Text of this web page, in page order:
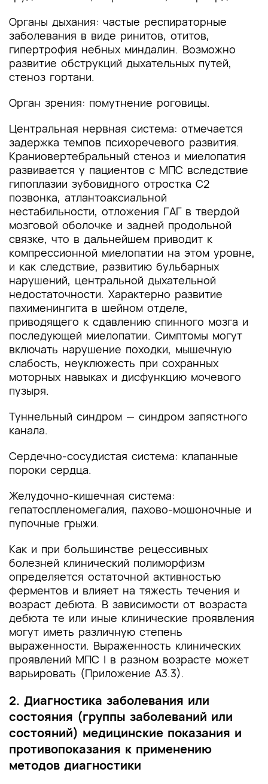
Органы дыхания: частые респираторные
заболевания в виде ринитов, отитов,
гипертрофия небных миндалин. Возможно
развитие обструкций дыхательных путей,
стеноз гортани.
Орган зрения: помутнение роговицы.
Центральная нервная система: отмечается
задержка темпов психоречевого развития.
Краниовертебральный стеноз и миелопатия
развивается у пациентов с МПС вследствие
гипоплазии зубовидного отростка С2
позвонка, атлантоаксиальной
нестабильности, отложения ГАГ в твердой
мозговой оболочке и задней продольной
связке, что в дальнейшем приводит к
компрессионной миелопатии на этом уровне,
и как следствие, развитию бульбарных
нарушений, центральной дыхательной
недостаточности. Характерно развитие
пахименингита в шейном отделе,
приводящего к сдавлению спинного мозга и
последующей миелопатии. Симптомы могут
включать нарушение походки, мышечную
слабость, неуклюжесть при сохранных
моторных навыках и дисфункцию мочевого
пузыря.
Туннельный синдром — синдром запястного
канала.
Сердечно-сосудистая система: клапанные
пороки сердца.
Желудочно-кишечная система:
гепатоспленомегалия, пахово-мошоночные и
пупочные грыжи.
Как и при большинстве рецессивных
болезней клинический полиморфизм
определяется остаточной активностью
ферментов и влияет на тяжесть течения и
возраст дебюта. В зависимости от возраста
дебюта те или иные клинические проявления
могут иметь различную степень
выраженности. Выраженность клинических
проявлений МПС I в разном возрасте может
варьировать (Приложение А3.3).
2. Диагностика заболевания или
состояния (группы заболеваний или
состояний) медицинские показания и
противопоказания к применению
методов диагностики